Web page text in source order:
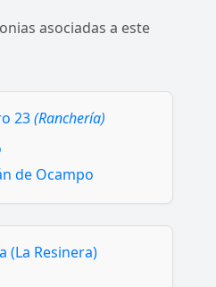
asociadas a este
23(Ranchería)
de Ocampo
(La Resinera)